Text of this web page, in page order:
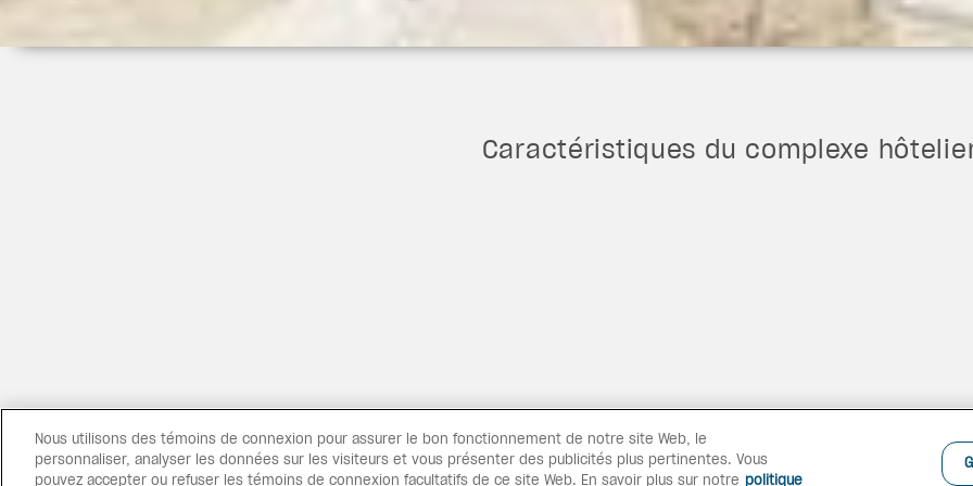
Caractéristiques du complexe
hôtelière de Cancún,
sur le lagon de
Nous utilisons des témoins de connexion pour assurer le bon fonctionnement de notre site Web, le
personnaliser, analyser les données sur les visiteurs et vous présenter des publicités plus pertinentes. Vous
pouvez accepter ou refuser les témoins de connexion facultatifs de ce site Web. En savoir plus sur notre politique